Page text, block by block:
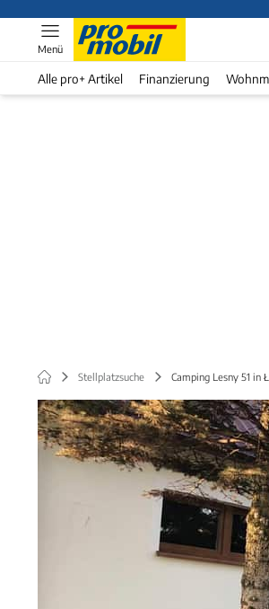
Menü
Alle pro+ Artikel Finanzierung
Stellplatzsuche Camping Lesny 51 in